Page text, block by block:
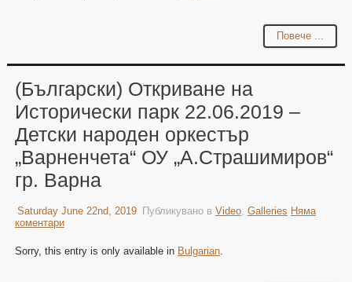
Повече ...
(Български) Откриване на
Исторически парк 22.06.2019 –
Детски народен оркестър
„Варненчета“ ОУ „А.Страшимиров“
гр. Варна
Saturday June 22nd, 2019 Публикувано в Video, Galleries Няма
коментари
Sorry, this entry is only available in Bulgarian.